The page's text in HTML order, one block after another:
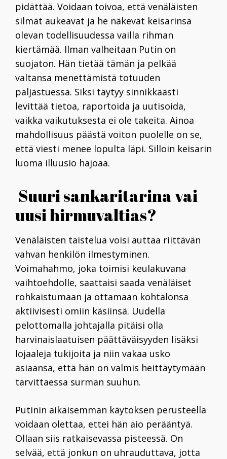
pidättää. Voidaan toivoa, että venäläisten
silmät aukeavat ja he näkevät keisarinsa
olevan todellisuudessa vailla rihman
kiertämää. Ilman valheitaan Putin on
suojaton. Hän tietää tämän ja pelkää
valtansa menettämistä totuuden
paljastuessa. Siksi täytyy sinnikkäästi
levittää tietoa, raportoida ja uutisoida,
vaikka vaikutuksesta ei ole takeita. Ainoa
mahdollisuus päästä voiton puolelle on se,
että viesti menee lopulta läpi. Silloin keisarin
luoma illuusio hajoaa.
Suuri sankaritarina vai
uusi hirmuvaltias?
Venäläisten taistelua voisi auttaa riittävän
vahvan henkilön ilmestyminen.
Voimahahmo, joka toimisi keulakuvana
vaihtoehdolle, saattaisi saada venäläiset
rohkaistumaan ja ottamaan kohtalonsa
aktiivisesti omiin käsiinsä. Uudella
pelottomalla johtajalla pitäisi olla
harvinaislaatuisen päättäväisyyden lisäksi
lojaaleja tukijoita ja niin vakaa usko
asiaansa, että hän on valmis heittäytymään
tarvittaessa surman suuhun.
Putinin aikaisemman käytöksen perusteella
voidaan olettaa, ettei hän aio perääntyä.
Ollaan siis ratkaisevassa pisteessä. On
selvää, että jonkun on uhrauduttava, jotta